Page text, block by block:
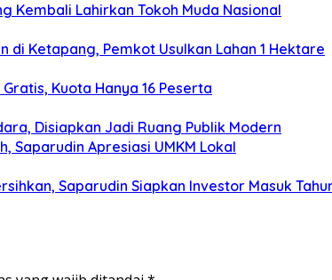
Kembali Lahirkan Tokoh Muda Nasional
di Ketapang, Pemkot Usulkan Lahan 1 Hektare
Kuota Hanya 16 Peserta
Disiapkan Jadi Ruang Publik Modern
Saparudin Apresiasi UMKM Lokal
Saparudin Siapkan Investor Masuk